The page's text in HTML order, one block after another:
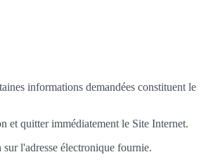
informations demandées constituent le
et quitter immédiatement le Site Internet.
l'adresse électronique fournie.